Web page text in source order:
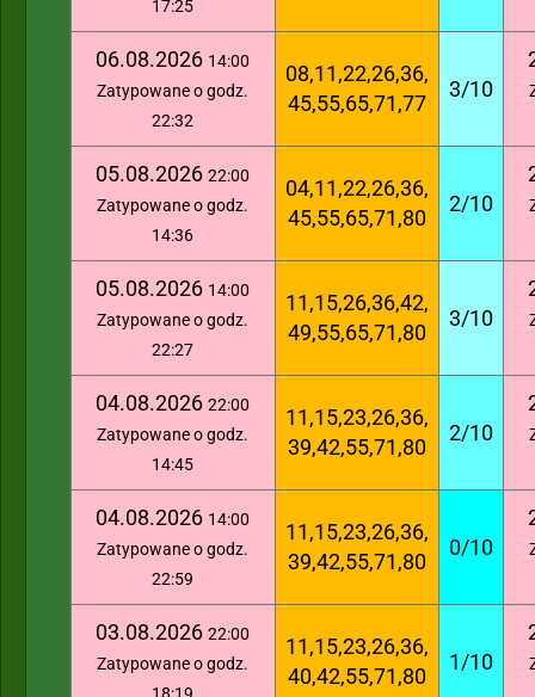
17:25
06.08.2026 14:00
Zatypowane o godz.
22:32
08,11,22,26,36,
45,55,65,71,77
3/10
05.08.2026 22:00
Zatypowane o godz.
14:36
04,11,22,26,36,
45,55,65,71,80
2/10
05.08.2026 14:00
Zatypowane o godz.
22:27
11,15,26,36,42,
49,55,65,71,80
3/10
04.08.2026 22:00
Zatypowane o godz.
14:45
11,15,23,26,36,
39,42,55,71,80
2/10
04.08.2026 14:00
Zatypowane o godz.
22:59
11,15,23,26,36,
39,42,55,71,80
0/10
03.08.2026 22:00
Zatypowane o godz.
11,15,23,26,36,
40,42,55,71,80
1/10